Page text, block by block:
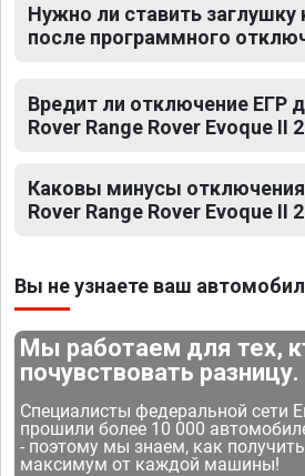
Нужно ли ставить заглушку
после программного
Вредит ли отключение ЕГР
Rover Range Rover Evoque II
Каковы минусы отключения
Rover Range Rover Evoque II
Вы не узнаете ваш
Мы работаем для тех,
почувствовать разницу.
Специалисты федеральной сети
прошили более 10 000
- поэтому мы знаем, как
максимум от каждой машины!